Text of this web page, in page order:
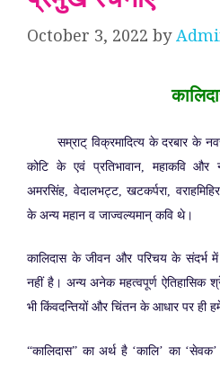
October 3, 2022 by
सम्राट् विक्रमादित्य के दरबार के
कोटि के एवं प्रतिभावान, महाकवि और
अमरसिंह, वेदालभट्ट, खटकर्परा,
के अन्य महान व जाज्वल्यमान् कवि थे।
कालिदास के जीवन और परिचय के संदर्भ में
नहीं है। अन्य अनेक महत्वपूर्ण ऐतिहासिक
भी किंवदन्तियों और चिंतन के आधार पर ही हमें
“कालिदास” का अर्थ है ‘कालि’ का